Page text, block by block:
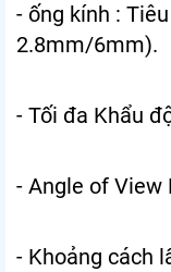
- ống kính :
2.8mm/6mm).
- Tối đa Khẩu
- Angle of View
- Khoảng cách